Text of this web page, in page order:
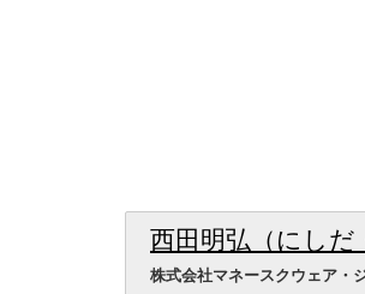
西田明弘（にしだ
株式会社マネースクウェア・